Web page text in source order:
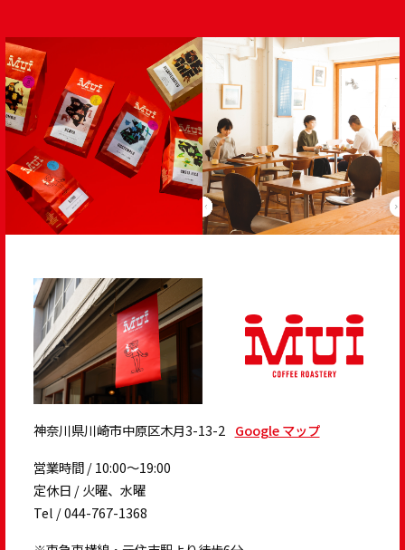
神奈川県川崎市中原区木月3-13-2
Google マップ
営業時間 / 10:00～19:00
定休日 / 火曜、水曜
Tel /044-767-1368